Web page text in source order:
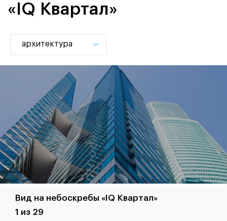
«IQ Квартал»
архитектура
Вид на небоскребы «IQ Квартал»
1 из 29